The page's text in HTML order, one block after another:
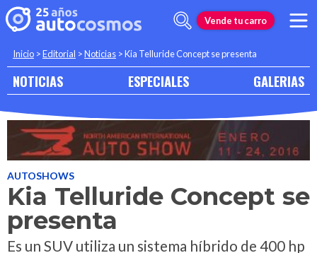
Vende tu carro
Inicio >Editorial >Noticias >Kia Telluride Concept se presenta
NOTICIAS ESPECIALES GALERIAS
AUTOSHOWS
Kia Telluride Concept se
presenta
Es un SUV utiliza un sistema híbrido de 400 hp